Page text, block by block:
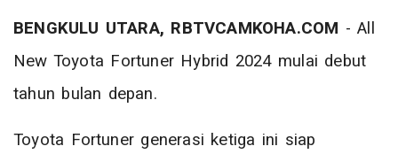
BENGKULU UTARA, RBTVCAMKOHA.COM - All
New Toyota Fortuner Hybrid 2024 mulai debut
tahun bulan depan.
Toyota Fortuner generasi ketiga ini siap